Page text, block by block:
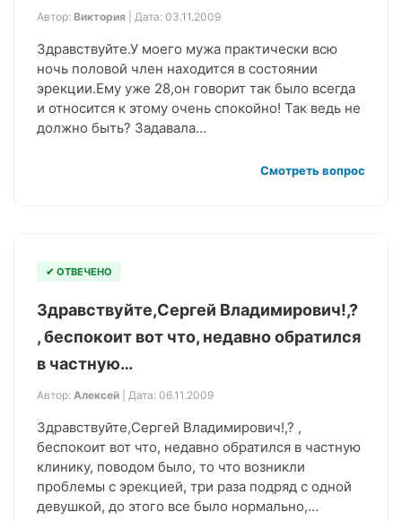
Автор: Виктория | Дата: 03.11.2009
Здравствуйте.У моего мужа практически всю
ночь половой член находится в состоянии
эрекции.Ему уже 28,он говорит так было всегда
и относится к этому очень спокойно! Так ведь не
должно быть? Задавала…
Смотреть вопрос
✔ ОТВЕЧЕНО
Здравствуйте,Сергей Владимирович!,?
, беспокоит вот что, недавно обратился
в частную…
Автор: Алексей | Дата: 06.11.2009
Здравствуйте,Сергей Владимирович!,? ,
беспокоит вот что, недавно обратился в частную
клинику, поводом было, то что возникли
проблемы с эрекцией, три раза подряд с одной
девушкой, до этого все было нормально,…